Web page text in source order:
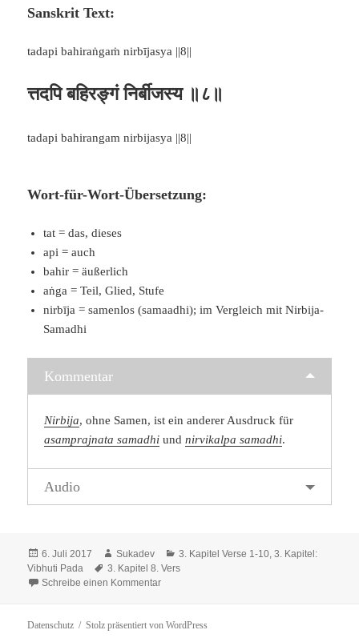
Sanskrit Text:
tadapi bahiraṅgaṁ nirbījasya ||8||
त्तदपि बहिरङ्गं निर्बीजस्य ॥८॥
tadapi bahirangam nirbijasya ||8||
Wort-für-Wort-Übersetzung:
tat = das, dieses
api = auch
bahir = äußerlich
aṅga = Teil, Glied, Stufe
nirbīja = samenlos (samaadhi); im Vergleich mit Nirbija-
Samadhi
Kommentar
Nirbija, ohne Samen, ist ein anderer Ausdruck für
asamprajnata samadhi undnirvikalpa samadhi.
Audio
Veröffentlicht
am
6. Juli 2017 Autor
Sukadev Kategorien
3. Kapitel Verse 1-10,3. Kapitel:
Vibhuti Pada
Schlagwörter
3. Kapitel 8. Vers
Schreibe einen Kommentarzu Kapitel 3, Vers 8
Datenschutz Stolz präsentiert von WordPress